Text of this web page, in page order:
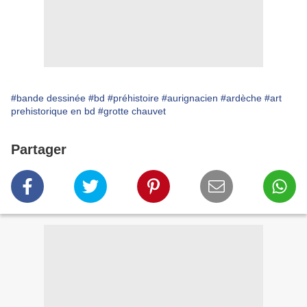
#bande dessinée #bd #préhistoire #aurignacien #ardèche #art
prehistorique en bd #grotte chauvet
Partager